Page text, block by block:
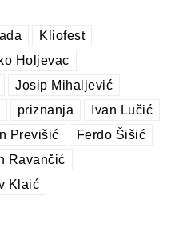
Kliofest
Holjevac
Josip Mihaljević
priznanja
Ivan Lučić
Previšić
Ferdo Šišić
Ravančić
Klaić